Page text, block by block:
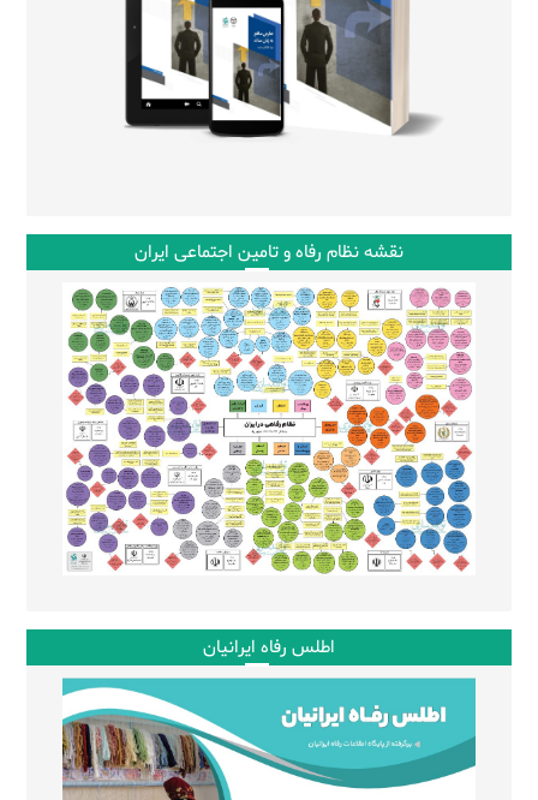
نقشه نظام رفاه و تامین اجتماعی ایران
اطلس رفاه ایرانیان